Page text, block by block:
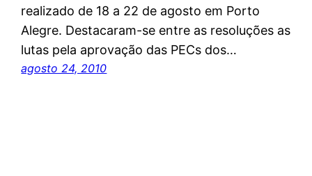
realizado de 18 a 22 de agosto em Porto
Alegre. Destacaram-se entre as resoluções as
lutas pela aprovação das PECs dos…
agosto 24, 2010